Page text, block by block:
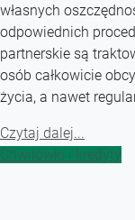
własnych
odpowiednich
partnerskie są
osób całkowicie
życia, a nawet
Czytaj dalej...
Chwilówki i kredyty